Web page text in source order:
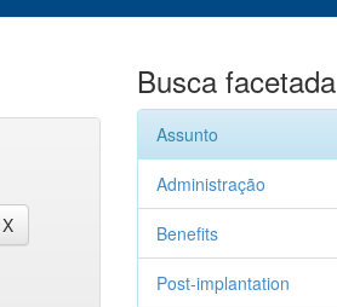
Busca facetada
Assunto
Administração
Benefits
Post-implantation